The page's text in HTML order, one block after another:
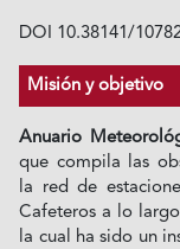
DOI 10.38141/
Misión y objetivo
Anuario
que compila las
la red de
Cafeteros a lo
la cual ha sido un